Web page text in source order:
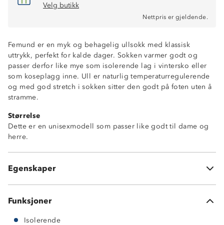
Velg butikk
Nettpris er gjeldende.
Femund er en myk og behagelig ullsokk med klassisk
uttrykk, perfekt for kalde dager. Sokken varmer godt og
passer derfor like mye som isolerende lag i vintersko eller
som koseplagg inne. Ull er naturlig temperaturregulerende
og med god stretch i sokken sitter den godt på foten uten å
stramme.
Størrelse
Dette er en unisexmodell som passer like godt til dame og
herre.
Egenskaper
Høy isoleringsevne
Fukttransporterende
2-veisstretch
2 par sokker i pakken
Funksjoner
Isolerende